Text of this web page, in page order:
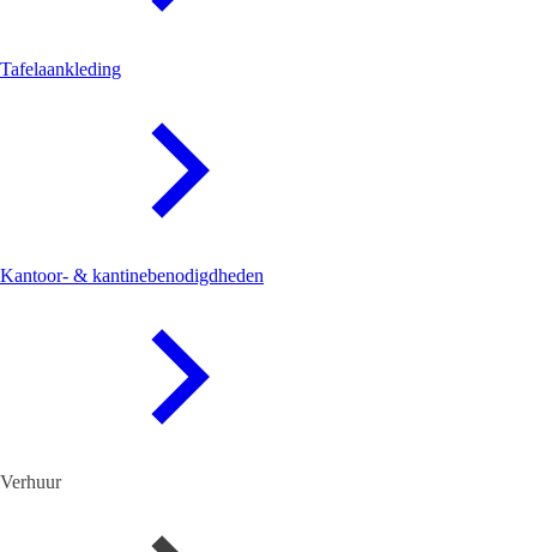
Tafelaankleding
Kantoor- & kantinebenodigdheden
Verhuur